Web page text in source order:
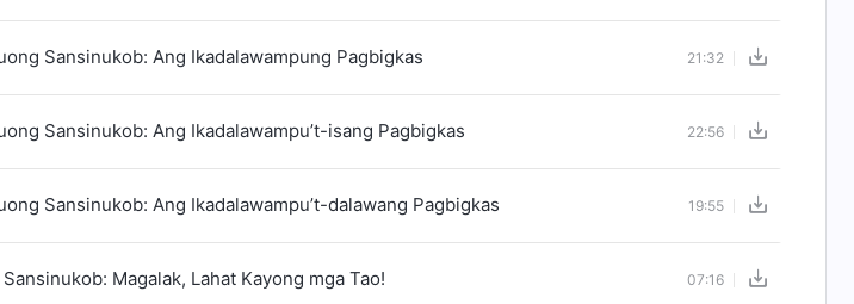
Sansinukob: Ang Ikadalawampung Pagbigkas 21:32
Sansinukob: Ang Ikadalawampu’t-isang Pagbigkas 22:56
Sansinukob: Ang Ikadalawampu’t-dalawang Pagbigkas 19:55
Magalak, Lahat Kayong mga Tao! 07:16